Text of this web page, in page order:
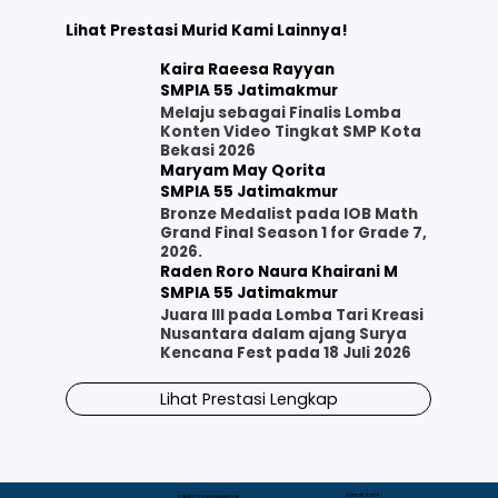
Lihat Prestasi Murid Kami Lainnya!
Kaira Raeesa Rayyan
SMPIA 55 Jatimakmur
Melaju sebagai Finalis Lomba
Konten Video Tingkat SMP Kota
Bekasi 2026
Maryam May Qorita
SMPIA 55 Jatimakmur
Bronze Medalist pada IOB Math
Grand Final Season 1 for Grade 7,
2026.
Raden Roro Naura Khairani M
SMPIA 55 Jatimakmur
Juara III pada Lomba Tari Kreasi
Nusantara dalam ajang Surya
Kencana Fest pada 18 Juli 2026
Lihat Prestasi Lengkap
Kontak Kami